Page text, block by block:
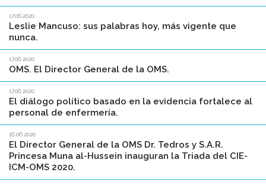
17.06.2020
Leslie Mancuso: sus palabras hoy, más vigente que
nunca.
17.06.2020
OMS. El Director General de la OMS.
17.06.2020
El diálogo político basado en la evidencia fortalece al
personal de enfermería.
16.06.2020
El Director General de la OMS Dr. Tedros y S.A.R.
Princesa Muna al-Hussein inauguran la Triada del CIE-
ICM-OMS 2020.